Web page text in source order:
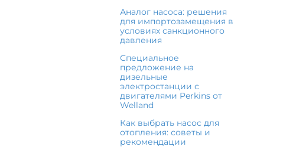
Аналог насоса: решения
для импортозамещения в
условиях санкционного
давления
Специальное
предложение на
дизельные
электростанции с
двигателями Perkins от
Welland
Как выбрать насос для
отопления: советы и
рекомендации